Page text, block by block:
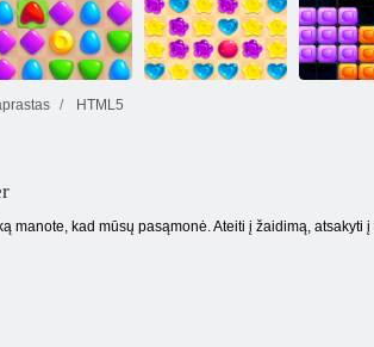
Vienuolika
vienuolika
Slapukų
sutriuškinimas 2
HTML5
manote, kad mūsų pasąmonė. Ateiti į žaidimą, atsakyti